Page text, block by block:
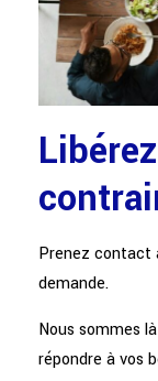
Prenez contact
demande.
Nous sommes
répondre à vos